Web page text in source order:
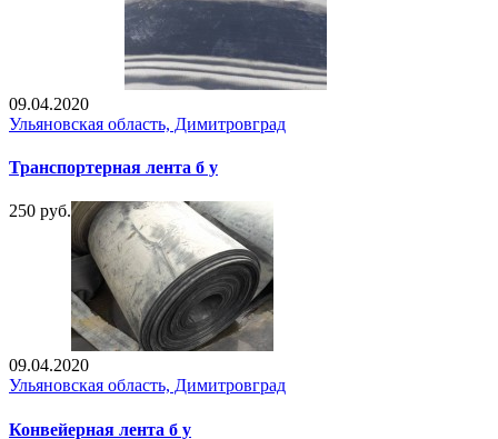
09.04.2020
Ульяновская область, Димитровград
Транспортерная лента б у
250 руб.
09.04.2020
Ульяновская область, Димитровград
Конвейерная лента б у